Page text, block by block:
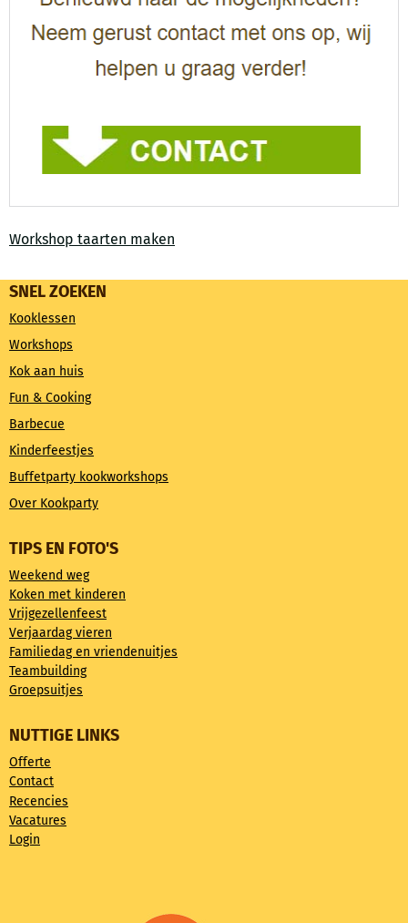
Workshop taarten maken
SNEL ZOEKEN
Kooklessen
Workshops
Kok aan huis
Fun & Cooking
Barbecue
Kinderfeestjes
Buffetparty kookworkshops
Over Kookparty
TIPS EN FOTO'S
Weekend weg
Koken met kinderen
Vrijgezellenfeest
Verjaardag vieren
Familiedag en vriendenuitjes
Teambuilding
Groepsuitjes
NUTTIGE LINKS
Offerte
Contact
Recencies
Vacatures
Login